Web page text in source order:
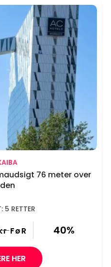
76 meter over
5 RETTER
FøR 40%
HER